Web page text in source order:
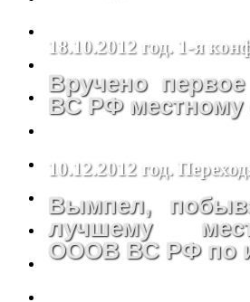
18.10.2012 год. 1-я
Вручено
ВС РФ
10.12.2012 год.
Вымпел,
лучшему
ОООВ ВС РФ по